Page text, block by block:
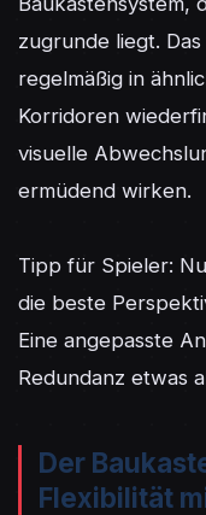
zugrunde liegt.
regelmäßig in
Korridoren
visuelle
ermüdend wirken.
Tipp für Spieler:
die beste
Eine angepasste
Redundanz etwas
Der
Flexibilität